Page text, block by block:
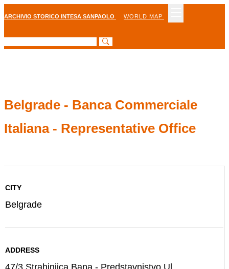
ARCHIVIO STORICO INTESA SANPAOLO WORLD MAP
Belgrade - Banca Commerciale
Italiana - Representative Office
CITY
Belgrade
ADDRESS
47/3 Strahinjica Bana - Predstavnistvo Ul.